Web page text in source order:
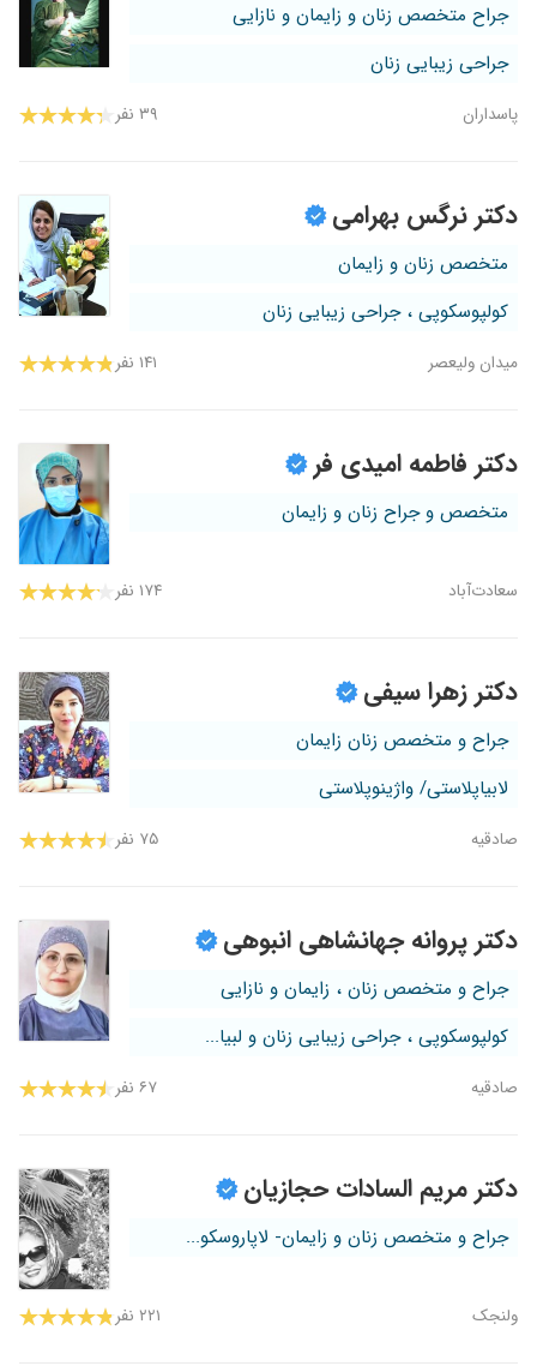
جراح متخصص زنان و زایمان و نازایی
جراحی زیبایی زنان
پاسداران ۳۹ نفر
دکتر نرگس بهرامی
متخصص زنان و زایمان
کولپوسکوپی ، جراحی زیبایی زنان
میدان ولیعصر ۱۴۱ نفر
دکتر فاطمه امیدی فر
متخصص و جراح زنان و زایمان
سعادت‌آباد ۱۷۴ نفر
دکتر زهرا سیفی
جراح و متخصص زنان زایمان
لابیاپلاستی/ واژینوپلاستی
صادقیه ۷۵ نفر
دکتر پروانه جهانشاهی انبوهی
جراح و متخصص زنان ، زایمان و نازایی
کولپوسکوپی ، جراحی زیبایی زنان و لبیا...
صادقیه ۶۷ نفر
دکتر مریم السادات حجازیان
جراح و متخصص زنان و زایمان- لاپاروسکو...
ولنجک ۲۲۱ نفر